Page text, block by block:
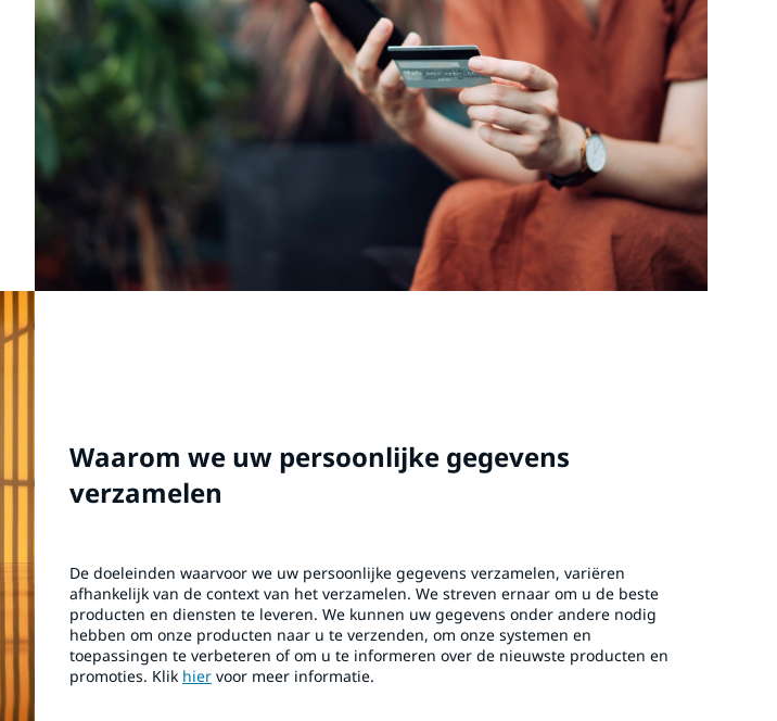
Waarom we uw persoonlijke gegevens
verzamelen
De doeleinden waarvoor we uw persoonlijke gegevens verzamelen, variëren
afhankelijk van de context van het verzamelen. We streven ernaar om u de beste
producten en diensten te leveren. We kunnen uw gegevens onder andere nodig
hebben om onze producten naar u te verzenden, om onze systemen en
toepassingen te verbeteren of om u te informeren over de nieuwste producten en
promoties. Klik hier voor meer informatie.